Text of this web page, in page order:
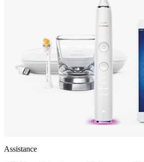
Assistance